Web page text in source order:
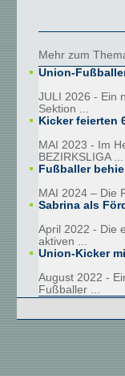
Mehr zum
Union-
JULI 2026 - Ein
Sektion ...
Kicker feierten
MAI 2023 - Im
BEZIRKSLIGA ...
Fußballer
MAI 2024 – Die
Sabrina als
April 2022 - Die
aktiven ...
Union-Kicker
August 2022 -
Fußballer ...